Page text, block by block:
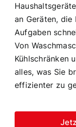
an Geräten, die
Aufgaben
Von
Kühlschränken
alles, was Sie
effizienter zu